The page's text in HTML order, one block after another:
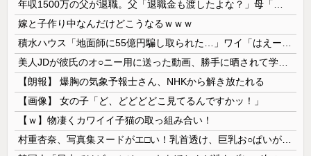
嫁と子作り中なんだけどこうなるｗｗｗ
【朗報】 爆胸の気象予報士さん、NHKから解き放たれる
【画像】 女の子「ど、どどどどこ見てるんですかッ！」
【ｗ】物凄くカワイイ子猫の取っ組み合い！